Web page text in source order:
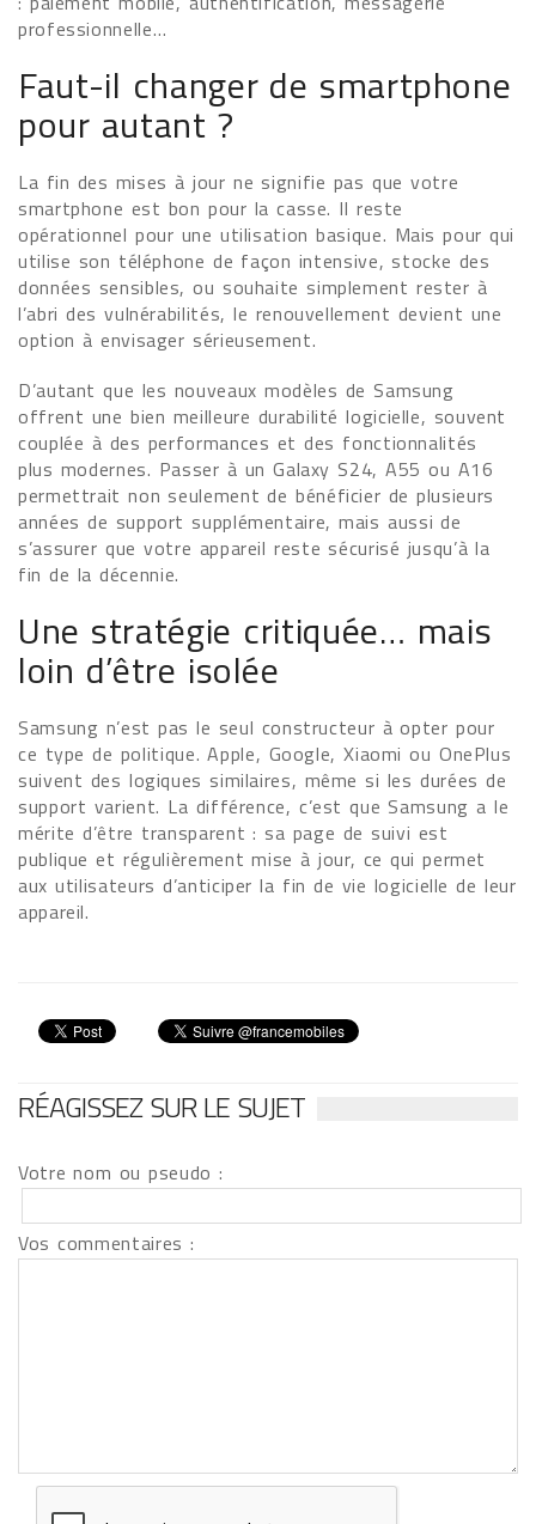
professionnelle…
Faut-il changer de smartphone
pour autant ?
La fin des mises à jour ne signifie pas que votre
smartphone est bon pour la casse. Il reste
opérationnel pour une utilisation basique. Mais pour qui
utilise son téléphone de façon intensive, stocke des
données sensibles, ou souhaite simplement rester à
l’abri des vulnérabilités, le renouvellement devient une
option à envisager sérieusement.
D’autant que les nouveaux modèles de Samsung
offrent une bien meilleure durabilité logicielle, souvent
couplée à des performances et des fonctionnalités
plus modernes. Passer à un Galaxy S24, A55 ou A16
permettrait non seulement de bénéficier de plusieurs
années de support supplémentaire, mais aussi de
s’assurer que votre appareil reste sécurisé jusqu’à la
fin de la décennie.
Une stratégie critiquée… mais
loin d’être isolée
Samsung n’est pas le seul constructeur à opter pour
ce type de politique. Apple, Google, Xiaomi ou OnePlus
suivent des logiques similaires, même si les durées de
support varient. La différence, c’est que Samsung a le
mérite d’être transparent : sa page de suivi est
publique et régulièrement mise à jour, ce qui permet
aux utilisateurs d’anticiper la fin de vie logicielle de leur
appareil.
RÉAGISSEZ SUR LE SUJET
Votre nom ou pseudo :
Vos commentaires :